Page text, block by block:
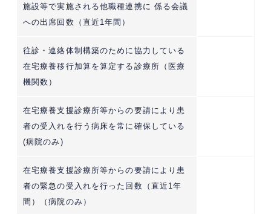
施設等で実施される他職種連携に 係る会議
への出席回数（直近1年間）
往診・連絡体制構築のために協力している
在宅療養移行加算を算定する診療所（医療
機関数）
在宅療養支援診療所等からの要請により患
者の受入れを行う病床を常に確保している
(病院のみ)
在宅療養支援診療所等からの要請により患
者の緊急の受入れを行った回数（直近1年
間）（病院のみ）